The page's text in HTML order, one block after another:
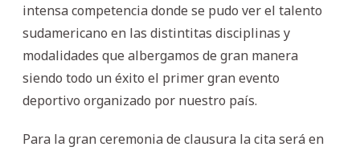
intensa competencia donde se pudo ver el talento
sudamericano en las distintitas disciplinas y
modalidades que albergamos de gran manera
siendo todo un éxito el primer gran evento
deportivo organizado por nuestro país.
Para la gran ceremonia de clausura la cita será en